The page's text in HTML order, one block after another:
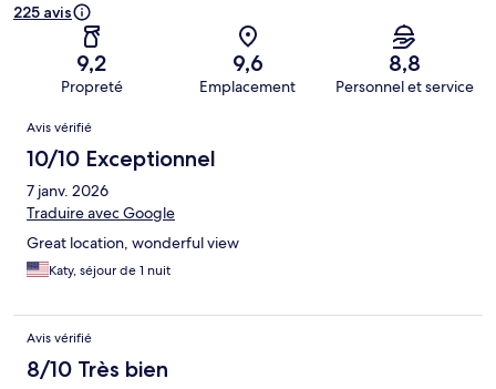
225 avis
9,2
Propreté
9,6
Emplacement
8,8
Personnel et service
Avis
Avis vérifié
10/10 Exceptionnel
7 janv. 2026
Traduire avec Google
Great location, wonderful view
Katy, séjour de 1 nuit
Avis vérifié
8/10 Très bien